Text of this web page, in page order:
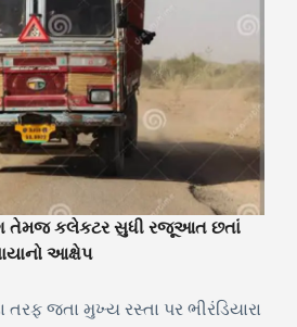
તેમજ કલેકટર સુધી રજૂઆત છતાં
આક્ષેપ
જતા મુખ્ય રસ્તા પર ભીરંડિયારા